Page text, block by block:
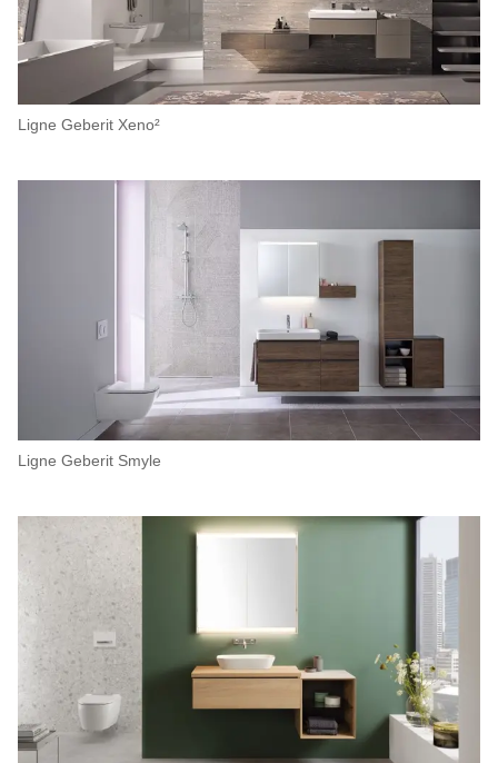
Ligne Geberit Xeno²
Ligne Geberit Smyle​